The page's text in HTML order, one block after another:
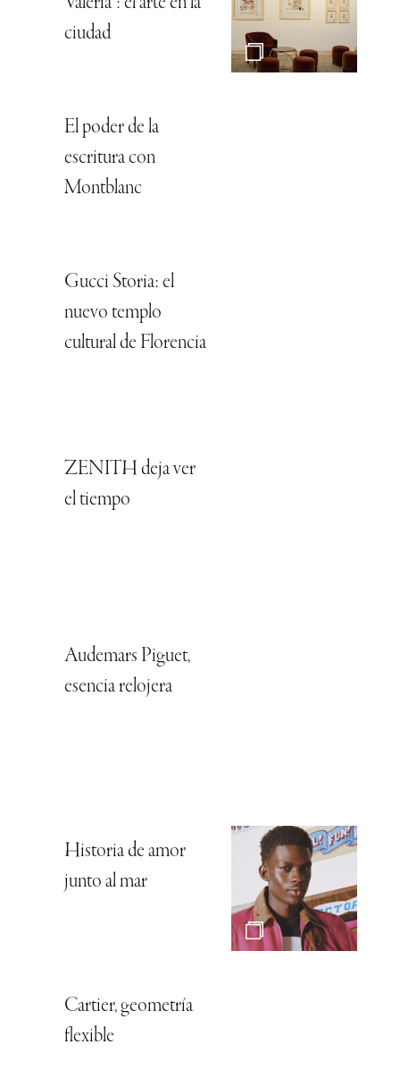
ciudad
El poder de la
escritura con
Montblanc
Gucci Storia: el
nuevo templo
cultural de Florencia
ZENITH deja ver
el tiempo
Audemars Piguet,
esencia relojera
Historia de amor
junto al mar
Cartier, geometría
flexible